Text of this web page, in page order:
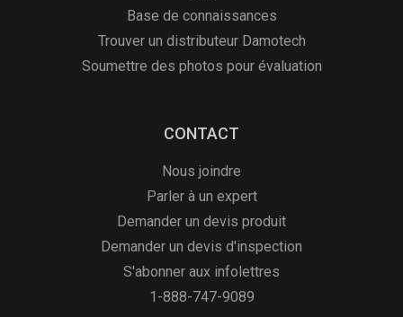
Base de connaissances
Trouver un distributeur Damotech
Soumettre des photos pour évaluation
CONTACT
Nous joindre
Parler à un expert
Demander un devis produit
Demander un devis d'inspection
S'abonner aux infolettres
1-888-747-9089